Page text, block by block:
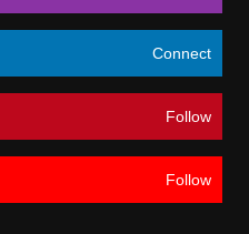
Connect
Follow
Follow